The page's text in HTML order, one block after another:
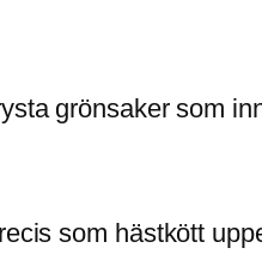
grönsaker som
som hästkött